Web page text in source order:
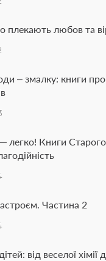
плекають любов та
– змалку: книги про
легко! Книги
Частина 2
від веселої хімії